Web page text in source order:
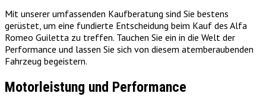
Mit unserer umfassenden Kaufberatung sind Sie bestens
gerüstet, um eine fundierte Entscheidung beim Kauf des Alfa
Romeo Guiletta zu treffen. Tauchen Sie ein in die Welt der
Performance und lassen Sie sich von diesem atemberaubenden
Fahrzeug begeistern.
Motorleistung und Performance